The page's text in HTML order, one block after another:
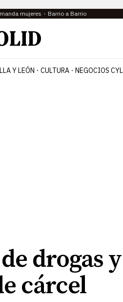
mujeres Barrio a Barrio
Y LEÓN CULTURA NEGOCIOS CYL
drogas y
cárcel